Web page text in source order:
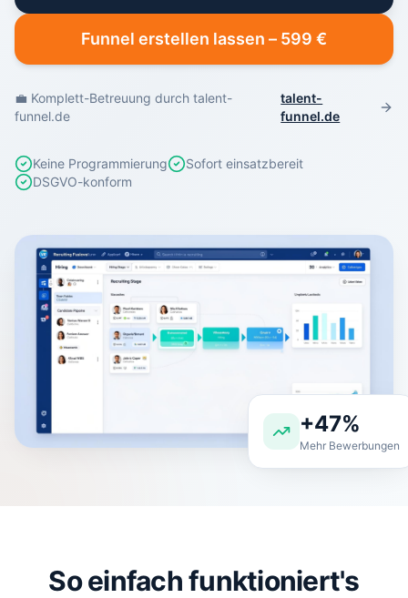
Funnel erstellen lassen – 599 €
💼 Komplett-Betreuung durch talent-
funnel.de
talent-
funnel.de
Keine Programmierung
Sofort einsatzbereit
DSGVO-konform
+47%
Mehr Bewerbungen
So einfach funktioniert's